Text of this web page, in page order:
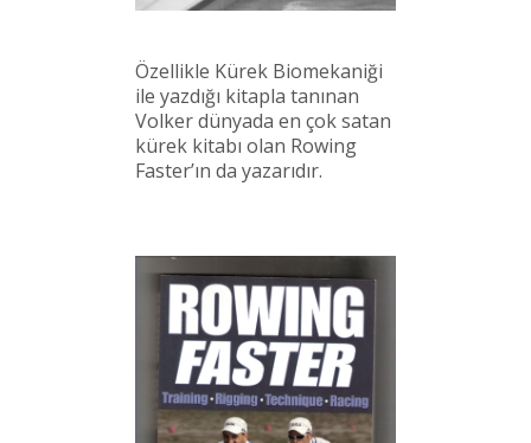
Özellikle Kürek Biomekaniği
ile yazdığı kitapla tanınan
Volker dünyada en çok satan
kürek kitabı olan Rowing
Faster’ın da yazarıdır.